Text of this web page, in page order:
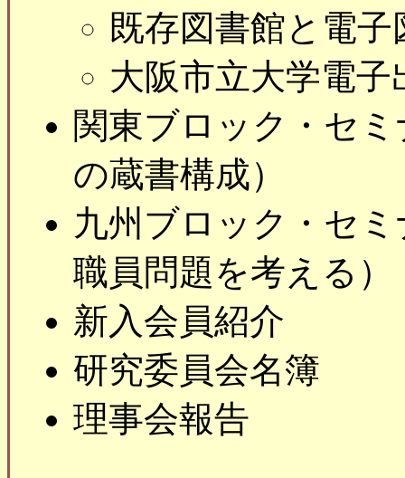
既存図書館と電
大阪市立大学電
関東ブロック・セ
の蔵書構成）
九州ブロック・セ
職員問題を考える）
新入会員紹介
研究委員会名簿
理事会報告